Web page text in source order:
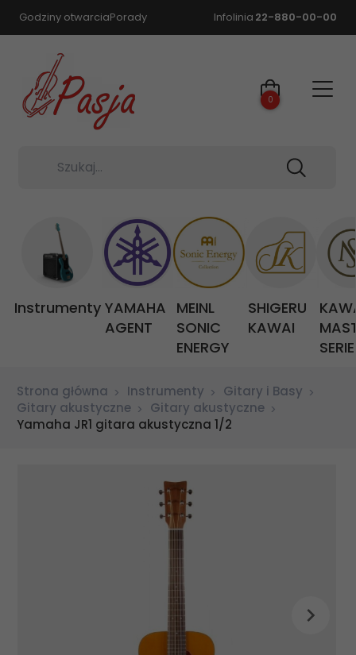
Godziny otwarciaPorady Infolinia 22-880-00-00
Szukaj...
0
Instrumenty YAMAHA
AGENT
MEINL
SONIC
ENERGY
SHIGERU
KAWAI
Strona główna Instrumenty
Gitary i Basy
Gitary akustyczne
Gitary akustyczne
Yamaha JR1 gitara akustyczna 1/2